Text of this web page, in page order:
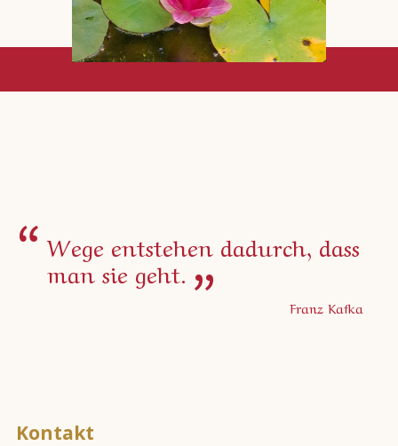
“ Wege entstehen dadurch, dass
man sie geht.„
Franz Kafka
Kontakt